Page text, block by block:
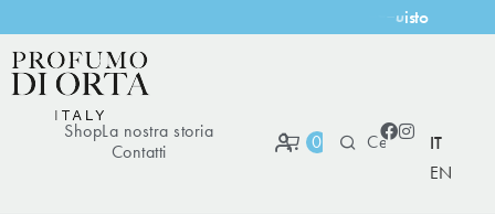
uisto
ShopLa nostra storia
Contatti
0
IT
EN